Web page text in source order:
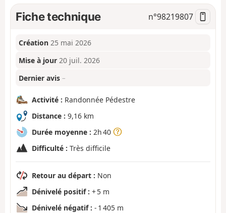
Fiche technique n°98219807
Création 25 mai 2026
Mise à jour 20 juil. 2026
Dernier avis –
Activité : Randonnée Pédestre
Distance : 9,16 km
Durée moyenne : 2h 40
Difficulté : Très difficile
Retour au départ : Non
Dénivelé positif : + 5 m
Dénivelé négatif : - 1 405 m